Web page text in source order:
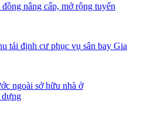
nâng cấp, mở rộng tuyến
tái định cư phục vụ sân bay Gia
ngoài sở hữu nhà ở
dựng